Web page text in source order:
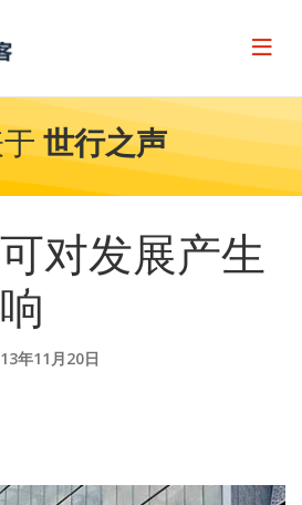
Page
世行之声
对发展产生
年11月20日